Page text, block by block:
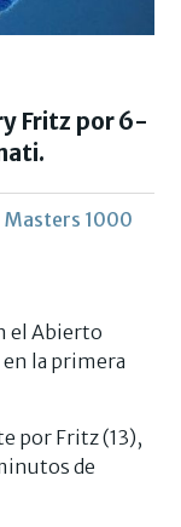
Fritz por 6-
Masters 1000
el Abierto
la primera
por Fritz (13),
de